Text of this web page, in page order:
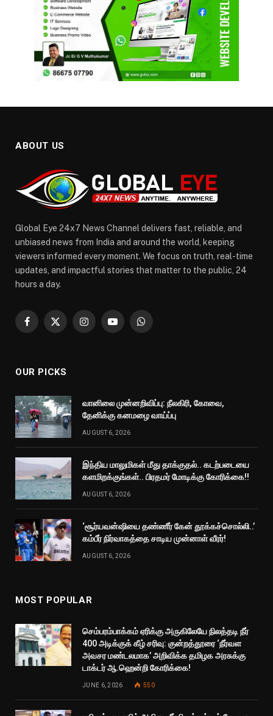
ABOUT US
Global Eye 24x7 News Channel delivers fast, reliable, and
unbiased news from India and around the world, keeping
viewers informed every moment. We focus on truth, real-time
updates, and impactful stories that matter to the public, 24
hours a day.
Facebook
X
InstagramYouTubeWhatsApp
OUR PICKS
வானிலை முன்னறிவிப்பு: நீலகிரி, கோவை,
தேனிக்கு கனமழை வாய்ப்பு
AUGUST 6, 2026
இந்திய மாலுமிகள் மீது தாக்குதல்.. கடற்படையை
களமிறக்குங்கள்.. பிரதமர் மோடிக்கு கோரிக்கை!!
AUGUST 6, 2026
‘சூர்யவன்ஷியை தண்ணீர் கேன் தூக்கச்சொல்லி..’
கம்பீர் நிர்வாகத்தை சாடிய முன்னாள் வீரர்!
AUGUST 6, 2026
MOST POPULAR
செம்பரம்பாக்கம் ஏரிக்கு அருகிலேயே நிலத்தடி நீர்
400 அடிக்குக் கீழ் சரிவு: குன்றத்தூரை ‘நீர்வள
அவசர மண்டலமாக’ அறிவிக்க தமிழக அரசுக்கு
டாக்டர் ஆ.ஹென்றி கோரிக்கை!
JUNE 6, 2026 550